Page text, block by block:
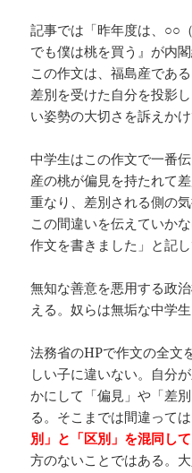
記事では「昨年度は、○○
でも僕は桃を買う』が内
この作文は、福島産であ
差別を受けた自分を投影
い姿勢の大切さを訴えか
中学生はこの作文で一番
産の桃が偏見を持たれて
重なり、差別される側の
この間違いを伝えていか
作文を書きました」と記し
無知な善意を悪用する政
える。奴らは無垢な中学生
法務省のHPで作文の全文
しい子に違いない。自分
かにして「偏見」や「差
る。そこまでは間違って
別」と「区別」を混同し
方のないことではある。